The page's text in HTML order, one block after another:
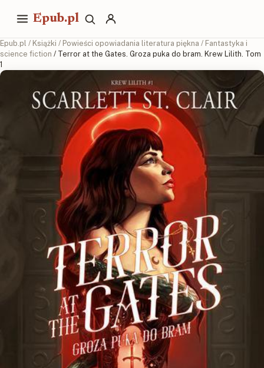
Epub.pl
Epub.pl / Książki / Powieści opowiadania literatura piękna / Fantastyka i
science fiction / Terror at the Gates. Groza puka do bram. Krew Lilith. Tom
1